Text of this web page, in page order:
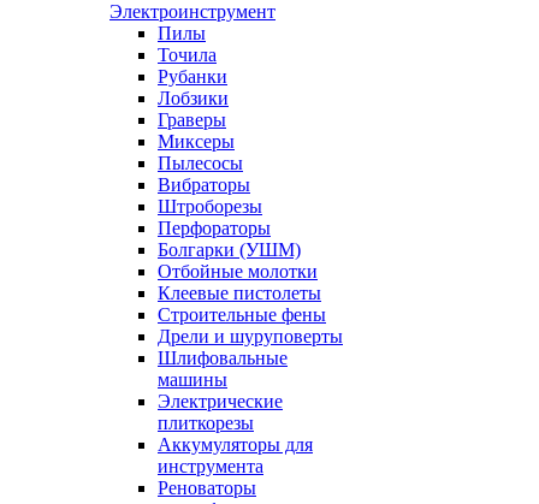
Электроинструмент
Пилы
Точила
Рубанки
Лобзики
Граверы
Миксеры
Пылесосы
Вибраторы
Штроборезы
Перфораторы
Болгарки (УШМ)
Отбойные молотки
Клеевые пистолеты
Строительные фены
Дрели и шуруповерты
Шлифовальные
машины
Электрические
плиткорезы
Аккумуляторы для
инструмента
Реноваторы